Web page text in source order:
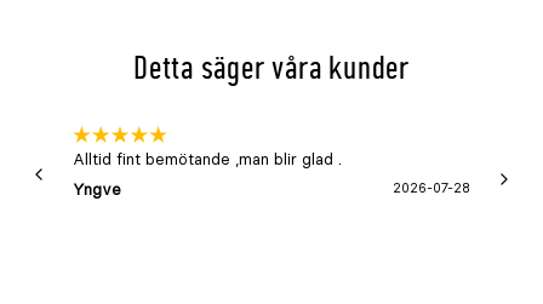
Detta säger våra kunder
Alltid fint bemötande ,man blir glad .
Yngve
2026-07-28